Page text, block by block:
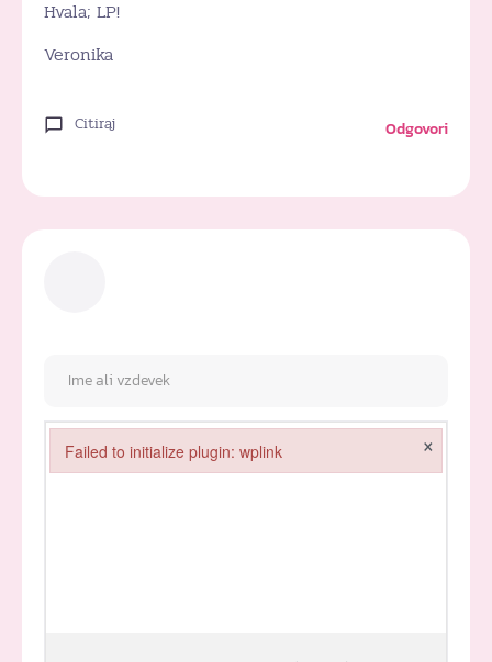
Hvala; LP!
Veronika
Citiraj Odgovori
Failed to initialize plugin: wplink ×
Failed to initialize plugin: wplink